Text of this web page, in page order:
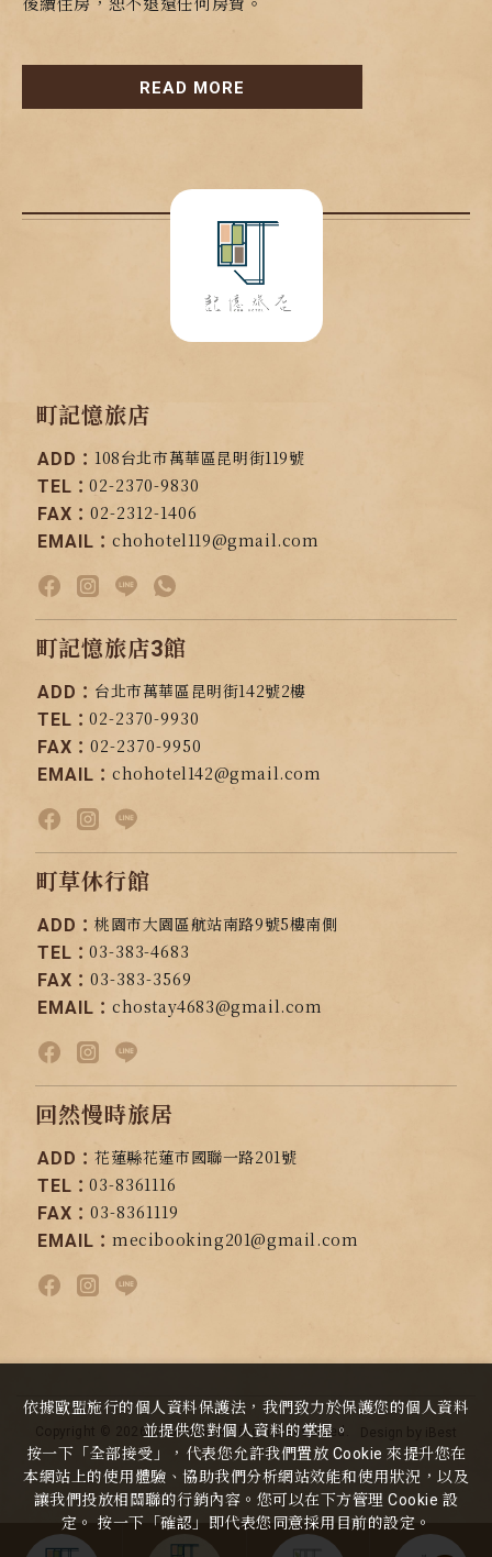
後續住房，恕不退還任何房費。
READ MORE
町記憶旅店
ADD： 108台北市萬華區昆明街119號
TEL：02-2370-9830
FAX：02-2312-1406
EMAIL：chohotel119@gmail.com
町記憶旅店3館
ADD： 台北市萬華區昆明街142號2樓
TEL：02-2370-9930
FAX：02-2370-9950
EMAIL：chohotel142@gmail.com
町草休行館
ADD：桃園市大園區航站南路9號5樓南側
TEL：03-383-4683
FAX：03-383-3569
EMAIL：chostay4683@gmail.com
回然慢時旅居
ADD：花蓮縣花蓮市國聯一路201號
TEL：03-8361116
FAX：03-8361119
EMAIL：mecibooking201@gmail.com
2026 Cho Hotel All Rights Reserved.
依據歐盟施行的個人資料保護法，我們致力於保護您的個人資料
並提供您對個人資料的掌握。
按一下「全部接受」，代表您允許我們置放 Cookie 來提升您在
本網站上的使用體驗、協助我們分析網站效能和使用狀況，以及
讓我們投放相關聯的行銷內容。您可以在下方管理 Cookie 設
定。 按一下「確認」即代表您同意採用目前的設定。